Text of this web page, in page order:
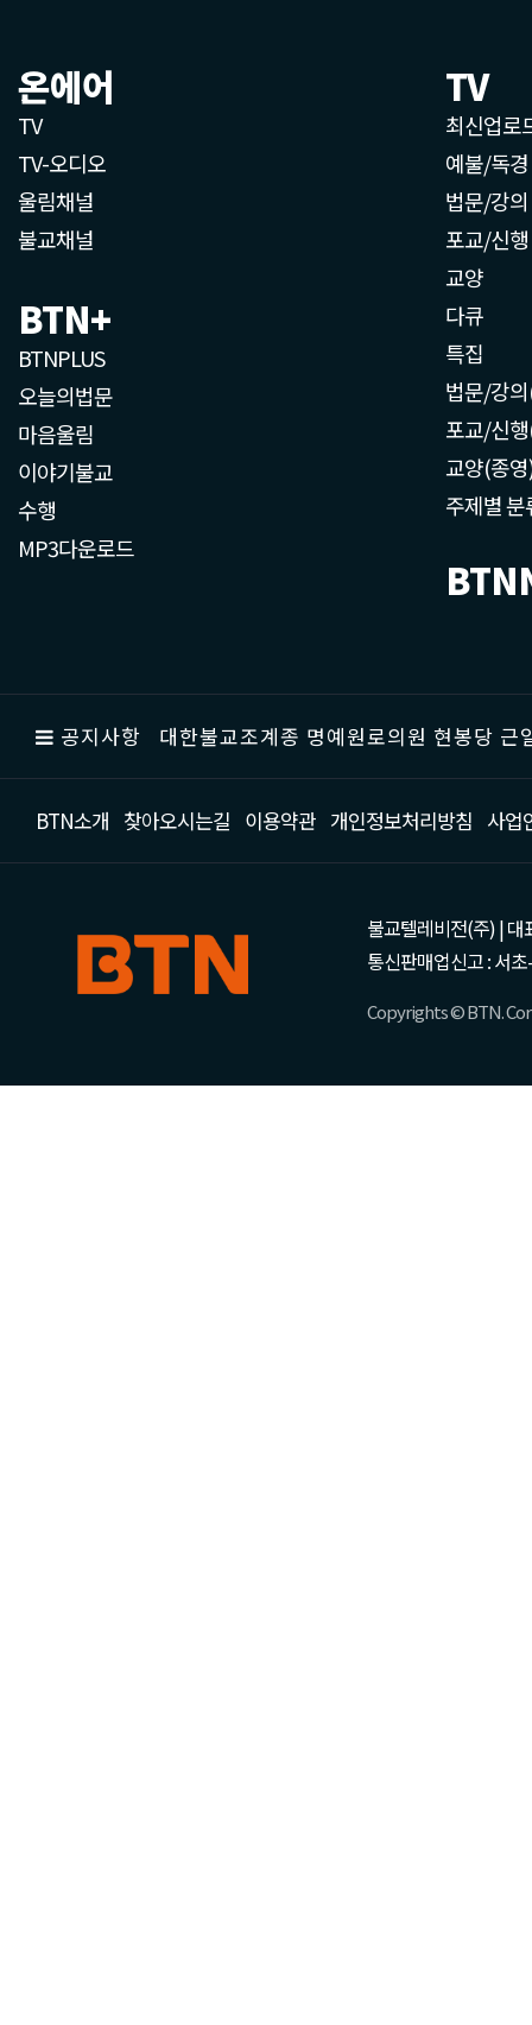
온에어
TV
TV-오디오
울림채널
불교채널
BTN+
BTNPLUS
오늘의법문
마음울림
이야기불교
수행
MP3다운로드
TV
최신업로
예불/독경
법문/강의
포교/신행
교양
다큐
특집
법문/강
포교/신
교양(종
주제별 분
공지사항 대한불교조계종 명예원로의원 현봉당
BTN소개 찾아오시는길 이용약관 개인정보처리방침 사업
불교텔레비전(주) | 대
통신판매업신고 : 서
Copyrights © BTN.